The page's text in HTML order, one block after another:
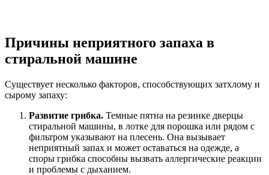
Причины неприятного запаха в
стиральной машине
Существует несколько факторов, способствующих затхлому и
сырому запаху:
Развитие грибка. Темные пятна на резинке дверцы
стиральной машины, в лотке для порошка или рядом с
фильтром указывают на плесень. Она вызывает
неприятный запах и может оставаться на одежде, а
споры грибка способны вызвать аллергические реакции
и проблемы с дыханием.